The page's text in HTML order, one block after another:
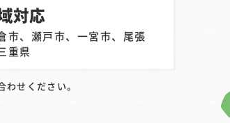
対応
市、瀬戸市、一宮市、尾張
重県
せください。